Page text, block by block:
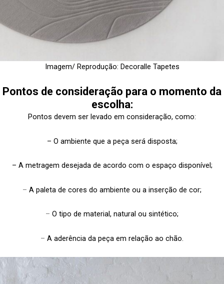
Imagem/ Reprodução: Decoralle Tapetes
Pontos de consideração para o momento da
escolha:
Pontos devem ser levado em consideração, como:
– O ambiente que a peça será disposta;
– A metragem desejada de acordo com o espaço disponível;
– A paleta de cores do ambiente ou a inserção de cor;
– O tipo de material, natural ou sintético;
– A aderência da peça em relação ao chão.